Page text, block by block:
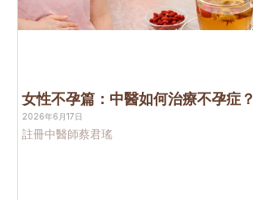
女性不孕篇：中醫如何治療不孕症？
2026年6月17日
註冊中醫師蔡君瑤